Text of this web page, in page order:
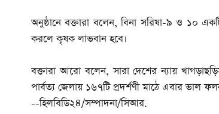
অনুষ্ঠানে বক্তারা বলেন, বিনা সরিষা-৯ ও ১০
করলে কৃষক লাভবান হবে।
বক্তারা আরো বলেন, সারা দেশের ন্যায়
পার্বত্য জেলায় ১৬৭টি প্রদর্শণী মাঠে এবার ভাল
--হিলবিডি২৪/সম্পাদনা/সিআর.